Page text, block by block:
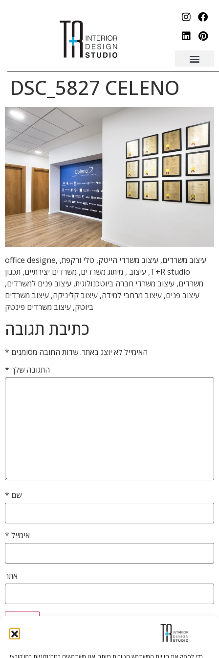
DSC_5827 CELENO
עיצוב משרדים, עיצוב משרדי הייטק, טלי ורקפת, office designe,
T+R studio, עיצוב , מיתוג משרדים, משרדים יצירתיים, תכנון
משרדים, עיצוב משרדי חברה ביוטכנולוגית, עיצוב פנים למשרדים,
עיצוב פנים, עיצוב מרחבי למידה, עיצוב קליניקה, עיצוב משרדים
ביוטק, עיצוב משרדים פינטק
כתיבת תגובה
האימייל לא יוצג באתר.שדות החובה מסומנים *
התגובה שלך *
שם *
אימייל *
אתר